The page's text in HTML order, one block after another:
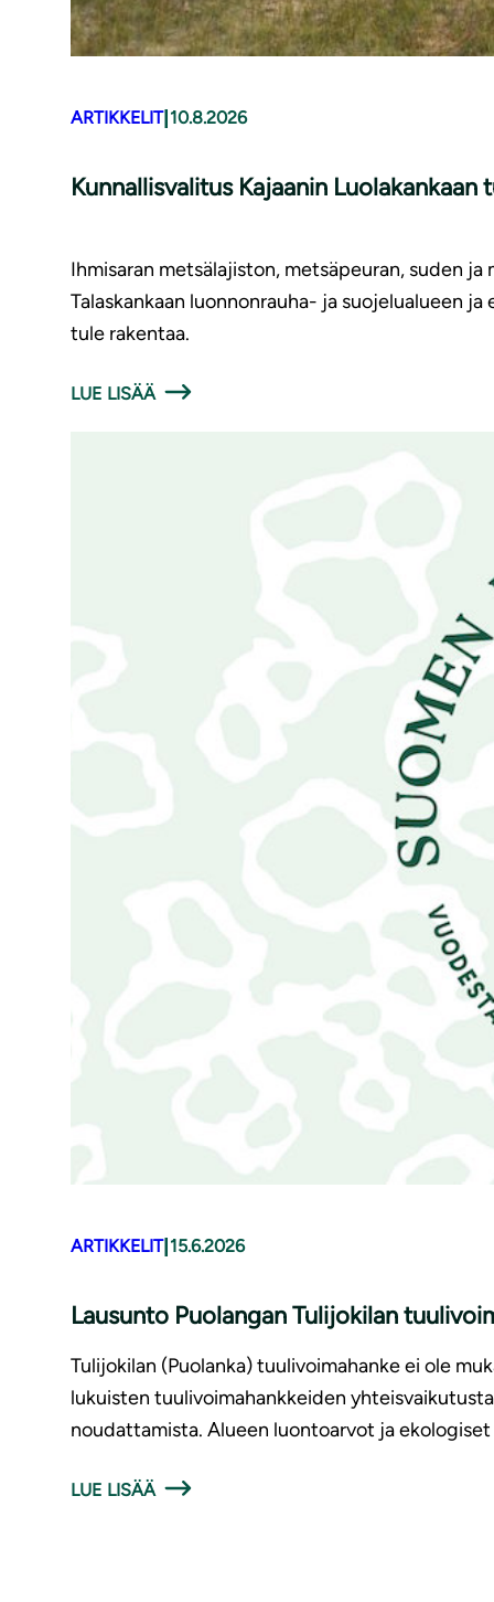
ARTIKKELIT|10.8.2026
Kunnallisvalitus Kajaanin Luolakankaan
Ihmisaran metsälajiston, metsäpeuran, suden
Talaskankaan luonnonrauha- ja suojelualueen
tule rakentaa.
LUE LISÄÄ
ARTIKKELIT|15.6.2026
Lausunto Puolangan Tulijokilan
Tulijokilan (Puolanka) tuulivoimahanke ei ole
lukuisten tuulivoimahankkeiden
noudattamista. Alueen luontoarvot ja
LUE LISÄÄ